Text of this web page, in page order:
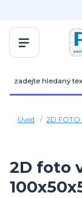
Úvod 2D FOTO
2D foto